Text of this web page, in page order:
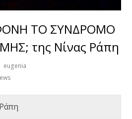
ΤΟ ΣΥΝΔΡΟΜΟ
της Νίνας Ράπη
eugenia